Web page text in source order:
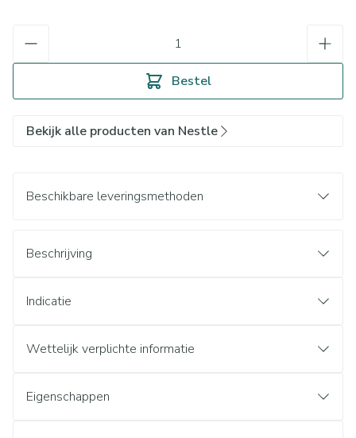
Bestel
Bekijk alle producten van Nestle
Beschikbare leveringsmethoden
Beschrijving
Indicatie
Wettelijk verplichte informatie
Eigenschappen